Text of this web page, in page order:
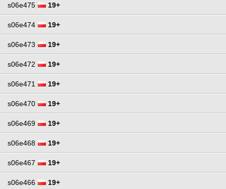
s06e475 19+
s06e474 19+
s06e473 19+
s06e472 19+
s06e471 19+
s06e470 19+
s06e469 19+
s06e468 19+
s06e467 19+
s06e466 19+